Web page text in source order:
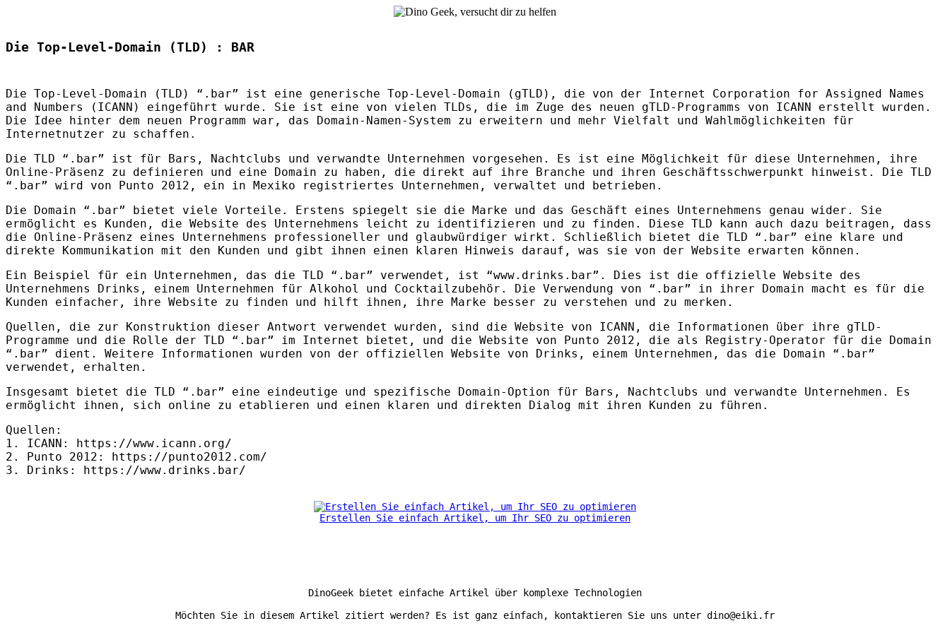
Die Top-Level-Domain (TLD) : BAR
Die Top-Level-Domain (TLD ) “.bar” ist eine generische Top-Level-Domain (gTLD), die von der Internet Corporation for Assigned Names
and Numbers ( ICANN ) eingeführt wurde. Sie ist eine von vielen TLDs, die im Zuge des neuen gTLD-Programms von ICANN erstellt wurden.
Die Idee hinter dem neuen Programm war, das Domain-Namen-System zu erweitern und mehr Vielfalt und Wahlmöglichkeiten für
Internetnutzer zu schaffen.
Die TLD “.bar” ist für Bars, Nachtclubs und verwandte Unternehmen vorgesehen. Es ist eine Möglichkeit für diese Unternehmen, ihre
Online-Präsenz zu definieren und eine Domain zu haben, die direkt auf ihre Branche und ihren Geschäftsschwerpunkt hinweist. Die TLD
“.bar” wird von Punto 2012, ein in Mexiko registriertes Unternehmen, verwaltet und betrieben.
Die Domain “.bar” bietet viele Vorteile. Erstens spiegelt sie die Marke und das Geschäft eines Unternehmens genau wider. Sie
ermöglicht es Kunden, die Website des Unternehmens leicht zu identifizieren und zu finden. Diese TLD kann auch dazu beitragen, dass
die Online-Präsenz eines Unternehmens professioneller und glaubwürdiger wirkt. Schließlich bietet die TLD “.bar” eine klare und
direkte Kommunikation mit den Kunden und gibt ihnen einen klaren Hinweis darauf, was sie von der Website erwarten können.
Ein Beispiel für ein Unternehmen, das die TLD “.bar” verwendet, ist “www.drinks.bar”. Dies ist die offizielle Website des
Unternehmens Drinks, einem Unternehmen für Alkohol und Cocktailzubehör. Die Verwendung von “.bar” in ihrer Domain macht es für die
Kunden einfacher, ihre Website zu finden und hilft ihnen, ihre Marke besser zu verstehen und zu merken.
Quellen, die zur Konstruktion dieser Antwort verwendet wurden, sind die Website von ICANN , die Informationen über ihre gTLD-
Programme und die Rolle der TLD “.bar” im Internet bietet, und die Website von Punto 2012, die als Registry-Operator für die Domain
“.bar” dient. Weitere Informationen wurden von der offiziellen Website von Drinks, einem Unternehmen, das die Domain “.bar”
verwendet, erhalten.
Insgesamt bietet die TLD “.bar” eine eindeutige und spezifische Domain-Option für Bars, Nachtclubs und verwandte Unternehmen. Es
ermöglicht ihnen, sich online zu etablieren und einen klaren und direkten Dialog mit ihren Kunden zu führen.
Quellen:
1. ICANN : https://www.icann.org/
2. Punto 2012: https://punto2012.com/
3. Drinks: https://www.drinks.bar/
Erstellen Sie einfach Artikel, um Ihr SEO zu optimieren
DinoGeek bietet einfache Artikel über komplexe Technologien
Möchten Sie in diesem Artikel zitiert werden? Es ist ganz einfach, kontaktieren Sie uns unter dino@eiki.fr